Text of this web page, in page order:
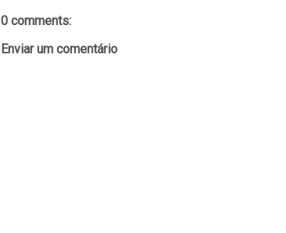
0 comments:
Enviar um comentário